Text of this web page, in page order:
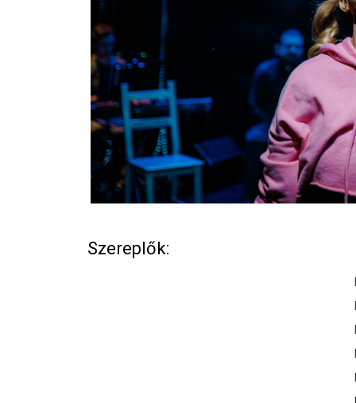
Szereplők: